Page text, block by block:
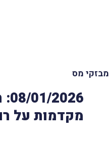
מבזקי מס
מקדמות על